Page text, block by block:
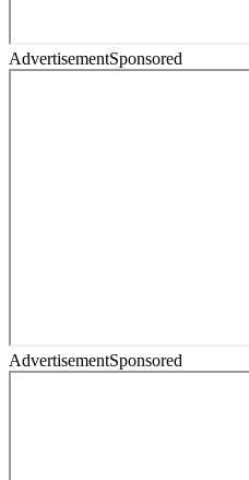
AdvertisementSponsored
AdvertisementSponsored